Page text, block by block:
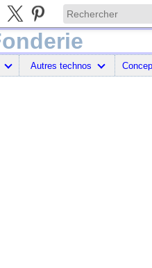
Autres technos